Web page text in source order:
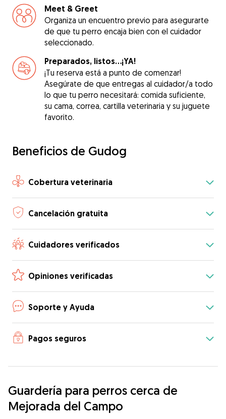
Meet & Greet
Organiza un encuentro previo para asegurarte
de que tu perro encaja bien con el cuidador
seleccionado.
Preparados, listos...¡YA!
¡Tu reserva está a punto de comenzar!
Asegúrate de que entregas al cuidador/a todo
lo que tu perro necesitará: comida suficiente,
su cama, correa, cartilla veterinaria y su juguete
favorito.
Beneficios de Gudog
Cobertura veterinaria
Cancelación gratuita
Cuidadores verificados
Opiniones verificadas
Soporte y Ayuda
Pagos seguros
Guardería para perros cerca de
Mejorada del Campo